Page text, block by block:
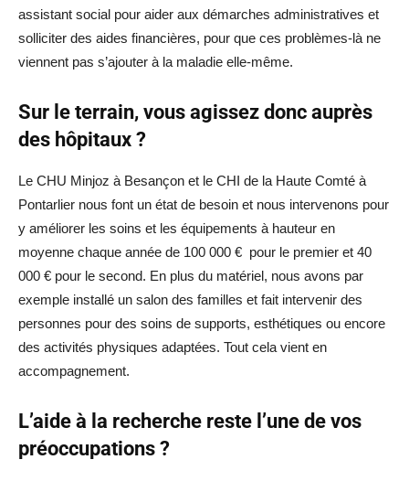
assistant social pour aider aux démarches administratives et
solliciter des aides financières, pour que ces problèmes-là ne
viennent pas s’ajouter à la maladie elle-même.
Sur le terrain, vous agissez donc auprès
des hôpitaux ?
Le CHU Minjoz à Besançon et le CHI de la Haute Comté à
Pontarlier nous font un état de besoin et nous intervenons pour
y améliorer les soins et les équipements à hauteur en
moyenne chaque année de 100 000 € pour le premier et 40
000 € pour le second. En plus du matériel, nous avons par
exemple installé un salon des familles et fait intervenir des
personnes pour des soins de supports, esthétiques ou encore
des activités physiques adaptées. Tout cela vient en
accompagnement.
L’aide à la recherche reste l’une de vos
préoccupations ?